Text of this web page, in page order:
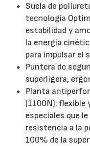
Suela de
tecnología
estabilidad y
la energía
para impulsar el
Puntera de
superligera,
Planta
(1100N): flexible
especiales que
resistencia a la
100% de la